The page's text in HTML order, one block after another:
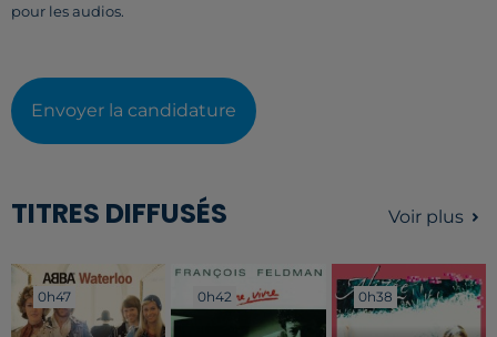
pour les audios.
Envoyer la candidature
TITRES DIFFUSÉS Voir plus
0h47
0h47 0h42
0h42 0h38
0h38